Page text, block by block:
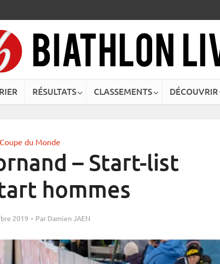
RÉSULTATS CLASSEMENTS DÉCOUVRIR
Coupe du Monde
– Start-list
hommes
2019 Par Damien JAEN